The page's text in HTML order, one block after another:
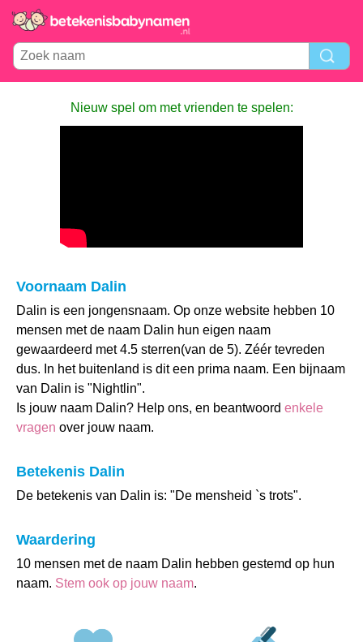
Nieuw spel om met vrienden te spelen:
Voornaam Dalin
Dalin is een jongensnaam. Op onze website hebben 10
mensen met de naam Dalin hun eigen naam
gewaardeerd met 4.5 sterren(van de 5). Zéér tevreden
dus. In het buitenland is dit een prima naam. Een bijnaam
van Dalin is "Nightlin".
Is jouw naam Dalin? Help ons, en beantwoord enkele
vragen over jouw naam.
Betekenis Dalin
De betekenis van Dalin is: "De mensheid `s trots".
Waardering
10 mensen met de naam Dalin hebben gestemd op hun
naam. Stem ook op jouw naam.